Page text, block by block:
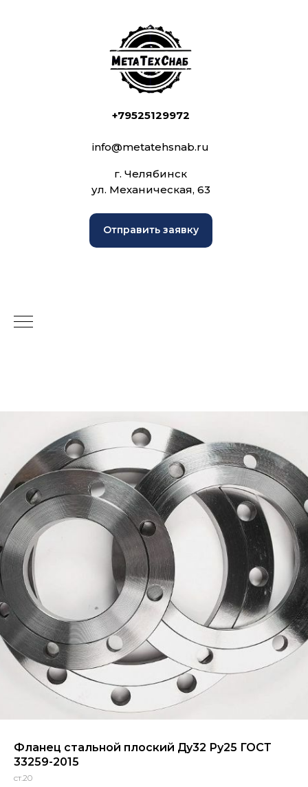
+79525129972
info@metatehsnab.ru
г. Челябинск
ул. Механическая, 63
Отправить заявку
Фланец стальной плоский Ду32 Ру25 ГОСТ
33259-2015
ст.20